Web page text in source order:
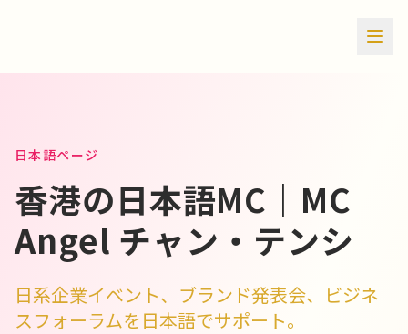
日本語ページ
香港の日本語MC｜MC
Angel チャン・テンシ
日系企業イベント、ブランド発表会、ビジネ
スフォーラムを日本語でサポート。